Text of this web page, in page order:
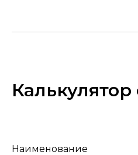
Наименование